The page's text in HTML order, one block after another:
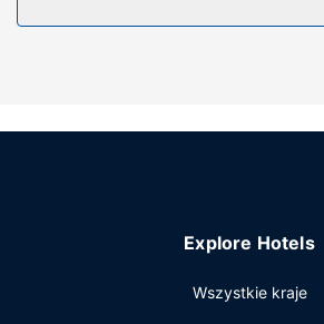
widok. Dostępne są również takie
klubowym. Hotel oferuje bezpłatne
Pozostałe udogodnienia
Explore Hotels
Wszystkie kraje